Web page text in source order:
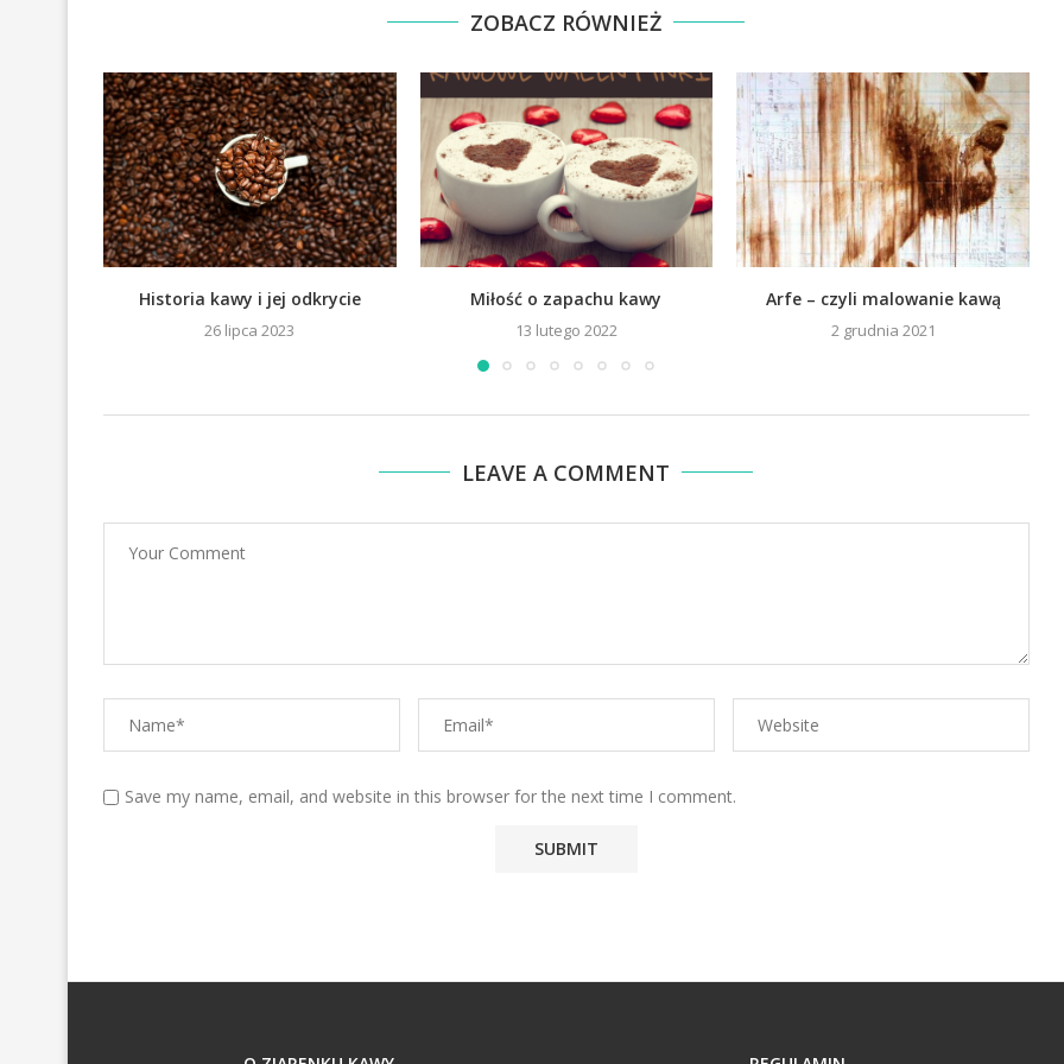
ZOBACZ RÓWNIEŻ
Historia kawy i jej odkrycie
26 lipca 2023
Miłość o zapachu kawy
13 lutego 2022
Arfe – czyli malowanie kawą
2 grudnia 2021
LEAVE A COMMENT
Save my name, email, and website in this browser for the next time I comment.